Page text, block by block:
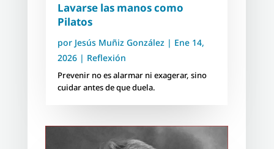
Lavarse las manos como
Pilatos
por Jesús Muñiz González| Ene 14,
2026| Reflexión
Prevenir no es alarmar ni exagerar, sino
cuidar antes de que duela.